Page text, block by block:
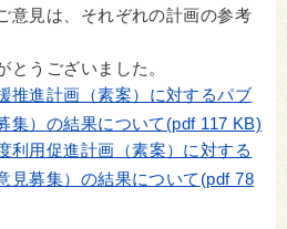
意見は、それぞれの計画の参考
とうございました。
推進計画（素案）に対するパブ
集）の結果について(pdf 117 KB)
利用促進計画（素案）に対する
見募集）の結果について(pdf 78